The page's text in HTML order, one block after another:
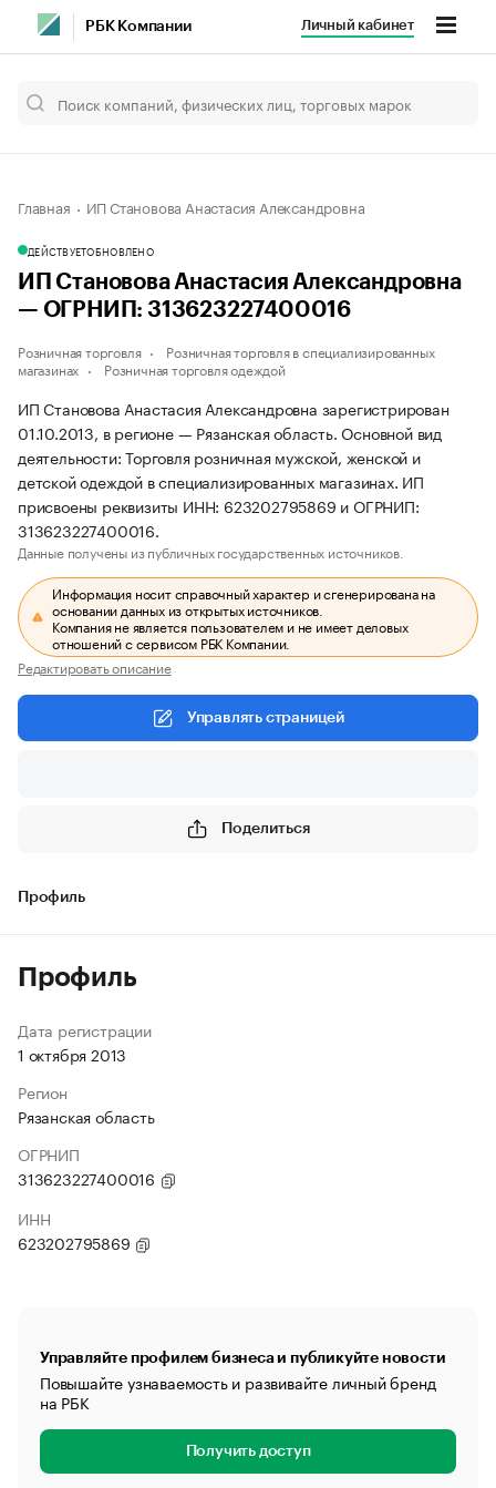
РБК Компании Личный кабинет
Главная ИП Становова Анастасия Александровна
ДЕЙСТВУЕТОБНОВЛЕНО
ИП Становова Анастасия Александровна
— ОГРНИП: 313623227400016
Розничная торговля
Розничная торговля в специализированных
магазинах
Розничная торговля одеждой
ИП Становова Анастасия Александровна зарегистрирован
01.10.2013, в регионе — Рязанская область. Основной вид
деятельности: Торговля розничная мужской, женской и
детской одеждой в специализированных магазинах. ИП
присвоены реквизиты ИНН: 623202795869 и ОГРНИП:
313623227400016.
Данные получены из публичных государственных источников.
Информация носит справочный характер и сгенерирована на
основании данных из открытых источников.
Компания не является пользователем и не имеет деловых
отношений с сервисом РБК Компании.
Редактировать описание
Управлять страницей
Поделиться
Профиль
Профиль
Дата регистрации
1 октября 2013
Регион
Рязанская область
ОГРНИП
313623227400016
ИНН
623202795869
Управляйте профилем бизнеса и публикуйте новости
Повышайте узнаваемость и развивайте личный бренд
на РБК
Получить доступ